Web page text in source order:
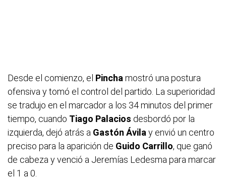
Desde el comienzo, el Pincha mostró una postura
ofensiva y tomó el control del partido. La superioridad
se tradujo en el marcador a los 34 minutos del primer
tiempo, cuando Tiago Palacios desbordó por la
izquierda, dejó atrás a Gastón Ávila y envió un centro
preciso para la aparición de Guido Carrillo, que ganó
de cabeza y venció a Jeremías Ledesma para marcar
el 1 a 0.